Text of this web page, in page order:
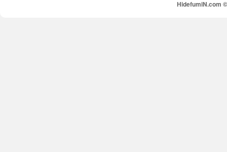
HidefumiN.com